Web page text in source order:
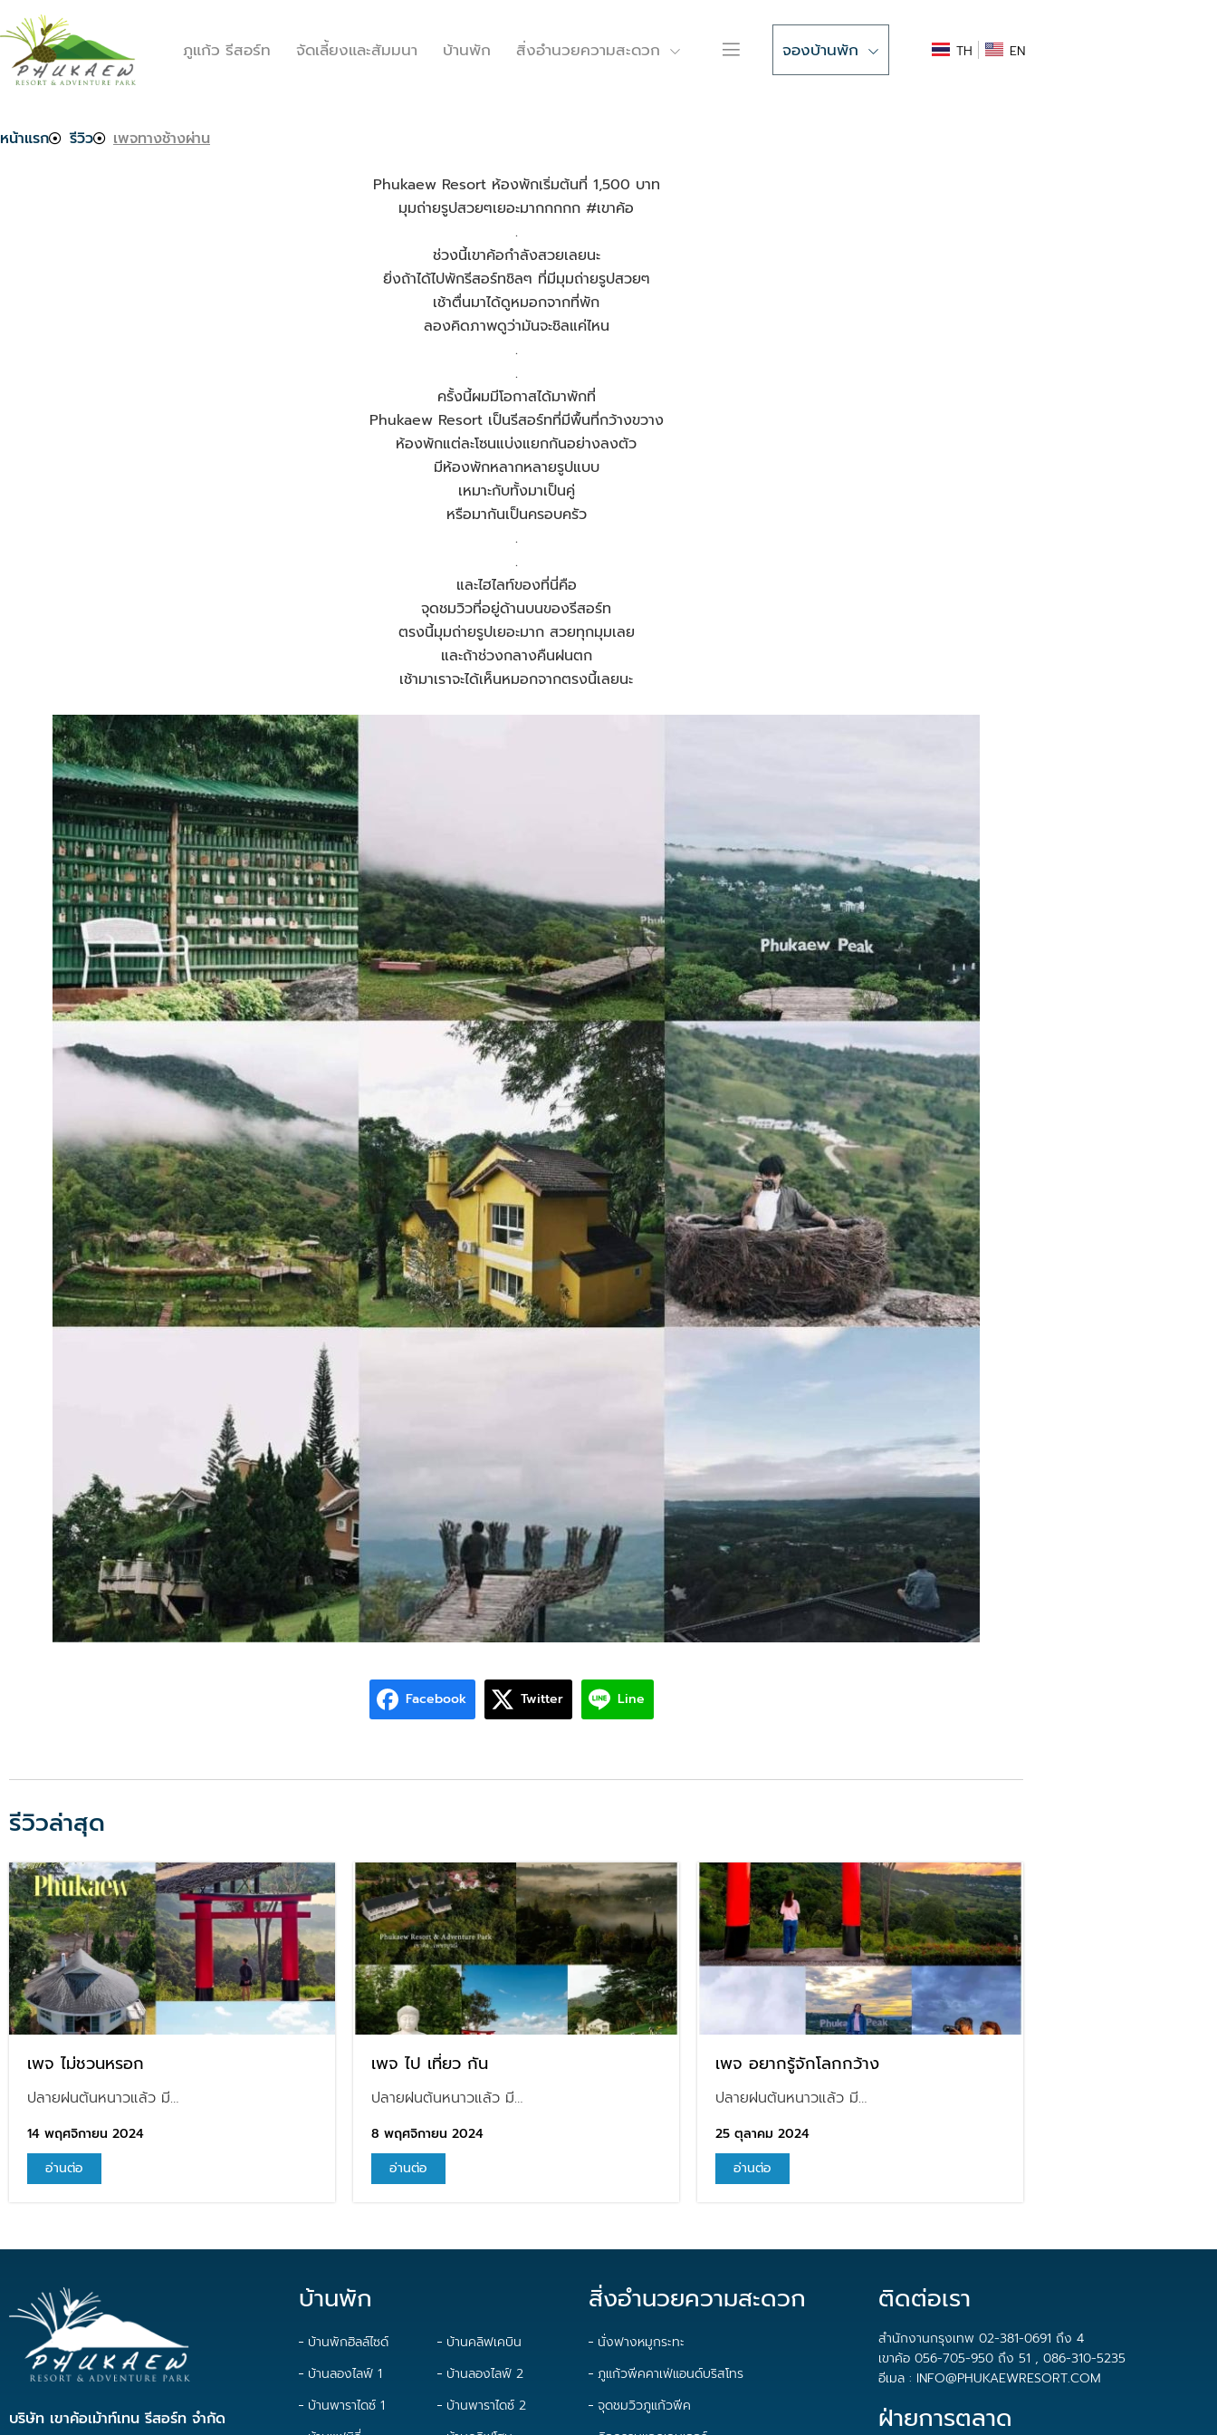
ภูแก้ว รีสอร์ท จัดเลี้ยงและสัมมนา บ้านพัก สิ่งอำนวยความสะดวก ติดต่อ จองบ้านพัก TH EN
หน้าแรก รีวิว เพจทางช้างผ่าน
Phukaew Resort ห้องพักเริ่มต้นที่ 1,500 บาท
มุมถ่ายรูปสวยๆเยอะมากกกกก #เขาค้อ
.
ช่วงนี้เขาค้อกำลังสวยเลยนะ
ยิ่งถ้าได้ไปพักรีสอร์ทชิลๆ ที่มีมุมถ่ายรูปสวยๆ
เช้าตื่นมาได้ดูหมอกจากที่พัก
ลองคิดภาพดูว่ามันจะชิลแค่ไหน
.
.
ครั้งนี้ผมมีโอกาสได้มาพักที่
Phukaew Resort เป็นรีสอร์ทที่มีพื้นที่กว้างขวาง
ห้องพักแต่ละโซนแบ่งแยกกันอย่างลงตัว
มีห้องพักหลากหลายรูปแบบ
เหมาะกับทั้งมาเป็นคู่
หรือมากันเป็นครอบครัว
.
.
และไฮไลท์ของที่นี่คือ
จุดชมวิวที่อยู่ด้านบนของรีสอร์ท
ตรงนี้มุมถ่ายรูปเยอะมาก สวยทุกมุมเลย
และถ้าช่วงกลางคืนฝนตก
เช้ามาเราจะได้เห็นหมอกจากตรงนี้เลยนะ
Facebook Twitter Line
รีวิวล่าสุด
เพจ ไม่ชวนหรอก
14 พฤศจิกายน 2024
ปลายฝนต้นหนาวแล้ว มี…
อ่านต่อ
เพจ ไป เที่ยว กัน
8 พฤศจิกายน 2024
ปลายฝนต้นหนาวแล้ว มี…
อ่านต่อ
เพจ อยากรู้จักโลกกว้าง
25 ตุลาคม 2024
ปลายฝนต้นหนาวแล้ว มี…
อ่านต่อ
บริษัท เขาค้อเม้าท์เทน รีสอร์ท จำกัด
บ้านพัก
บ้านพักฮิลล์ไซด์
บ้านคลิฟเคบิน
บ้านลองไลฟ์ 1
บ้านลองไลฟ์ 2
บ้านพาราไดซ์ 1
บ้านพาราไดซ์ 2
สิ่งอำนวยความสะดวก
นั่งฟางหมูกระทะ
ภูแก้วพีคคาเฟ่แอนด์บริสโทร
จุดชมวิวภูแก้วพีค
ติดต่อเรา
สำนักงานกรุงเทพ 02-381-0691 ถึง 4
เขาค้อ 056-705-950 ถึง 51 , 086-310-5235
อีเมล : INFO@PHUKAEWRESORT.COM
ฝ่ายการตลาด